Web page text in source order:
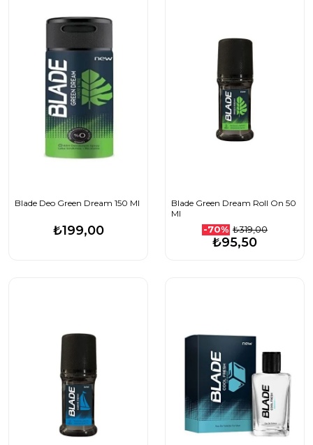
Blade Deo Green Dream 150 Ml
₺199,00
Blade Green Dream Roll On 50
Ml
-70% ₺319,00
₺95,50